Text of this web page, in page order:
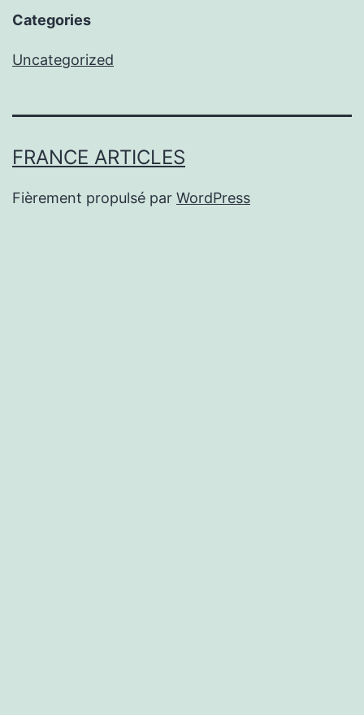
Categories
Uncategorized
FRANCE ARTICLES
Fièrement propulsé par WordPress